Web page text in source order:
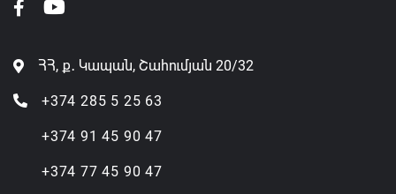
ՀՀ, ք․ Կապան, Շահումյան 20/32
+374 285 5 25 63
+374 91 45 90 47
+374 77 45 90 47